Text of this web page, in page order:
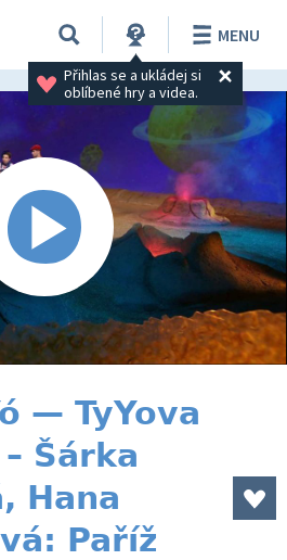
Přihlas se a ukládej si
oblíbené hry a videa.
MENU
— TyYova
Šárka
Hana
Paříž